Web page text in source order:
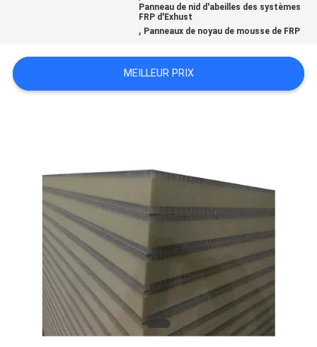
DU
SITE
CONFIDENTIALITÉ
Panneau de nid d'abeilles des systèmes
FRP d'Exhust
, Panneaux de noyau de mousse de FRP
MEILLEUR PRIX